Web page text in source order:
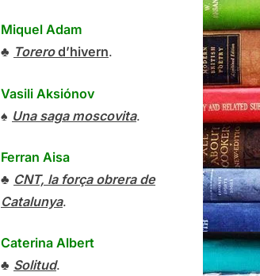
Miquel Adam
♣ Torerod’hivern.
Vasili Aksiónov
♠ Una saga moscovita.
Ferran Aisa
♣ CNT, la força obrera de
Catalunya.
Caterina Albert
♣ Solitud.